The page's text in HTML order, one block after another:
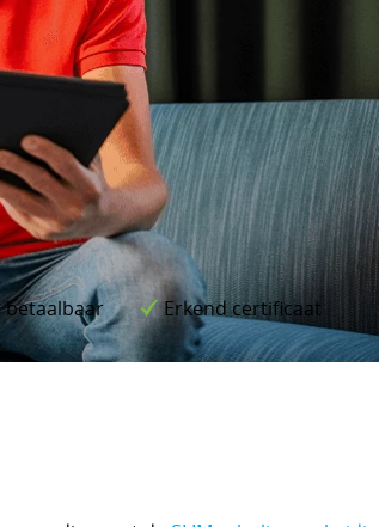
betaalbaar Erkend certificaat